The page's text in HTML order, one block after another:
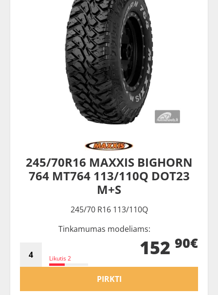
245/70R16 MAXXIS BIGHORN
764 MT764 113/110Q DOT23
M+S
245/70 R16 113/110Q
Tinkamumas modeliams:
Likutis 2 152 90€
PIRKTI